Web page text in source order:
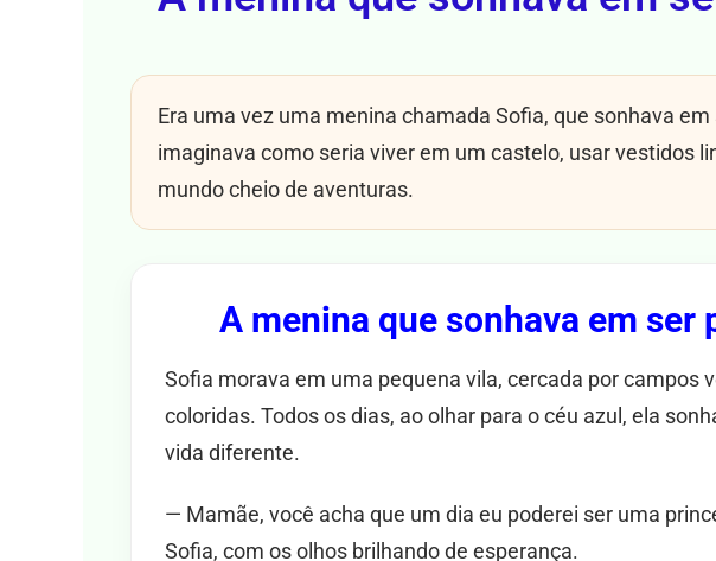
Era uma vez uma menina chamada Sofia, que sonhava em
imaginava como seria viver em um castelo, usar vestidos
mundo cheio de aventuras.
A menina que sonhava em ser
Sofia morava em uma pequena vila, cercada por campos
coloridas. Todos os dias, ao olhar para o céu azul, ela
vida diferente.
— Mamãe, você acha que um dia eu poderei ser uma
Sofia, com os olhos brilhando de esperança.